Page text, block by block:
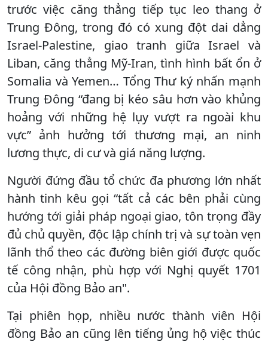
trước việc căng thẳng tiếp tục leo thang ở
Trung Đông, trong đó có xung đột dai dẳng
Israel-Palestine, giao tranh giữa Israel và
Liban, căng thẳng Mỹ-Iran, tình hình bất ổn ở
Somalia và Yemen… Tổng Thư ký nhấn mạnh
Trung Đông “đang bị kéo sâu hơn vào khủng
hoảng với những hệ lụy vượt ra ngoài khu
vực” ảnh hưởng tới thương mại, an ninh
lương thực, di cư và giá năng lượng.
Người đứng đầu tổ chức đa phương lớn nhất
hành tinh kêu gọi “tất cả các bên phải cùng
hướng tới giải pháp ngoại giao, tôn trọng đầy
đủ chủ quyền, độc lập chính trị và sự toàn vẹn
lãnh thổ theo các đường biên giới được quốc
tế công nhận, phù hợp với Nghị quyết 1701
của Hội đồng Bảo an".
Tại phiên họp, nhiều nước thành viên Hội
đồng Bảo an cũng lên tiếng ủng hộ việc thúc